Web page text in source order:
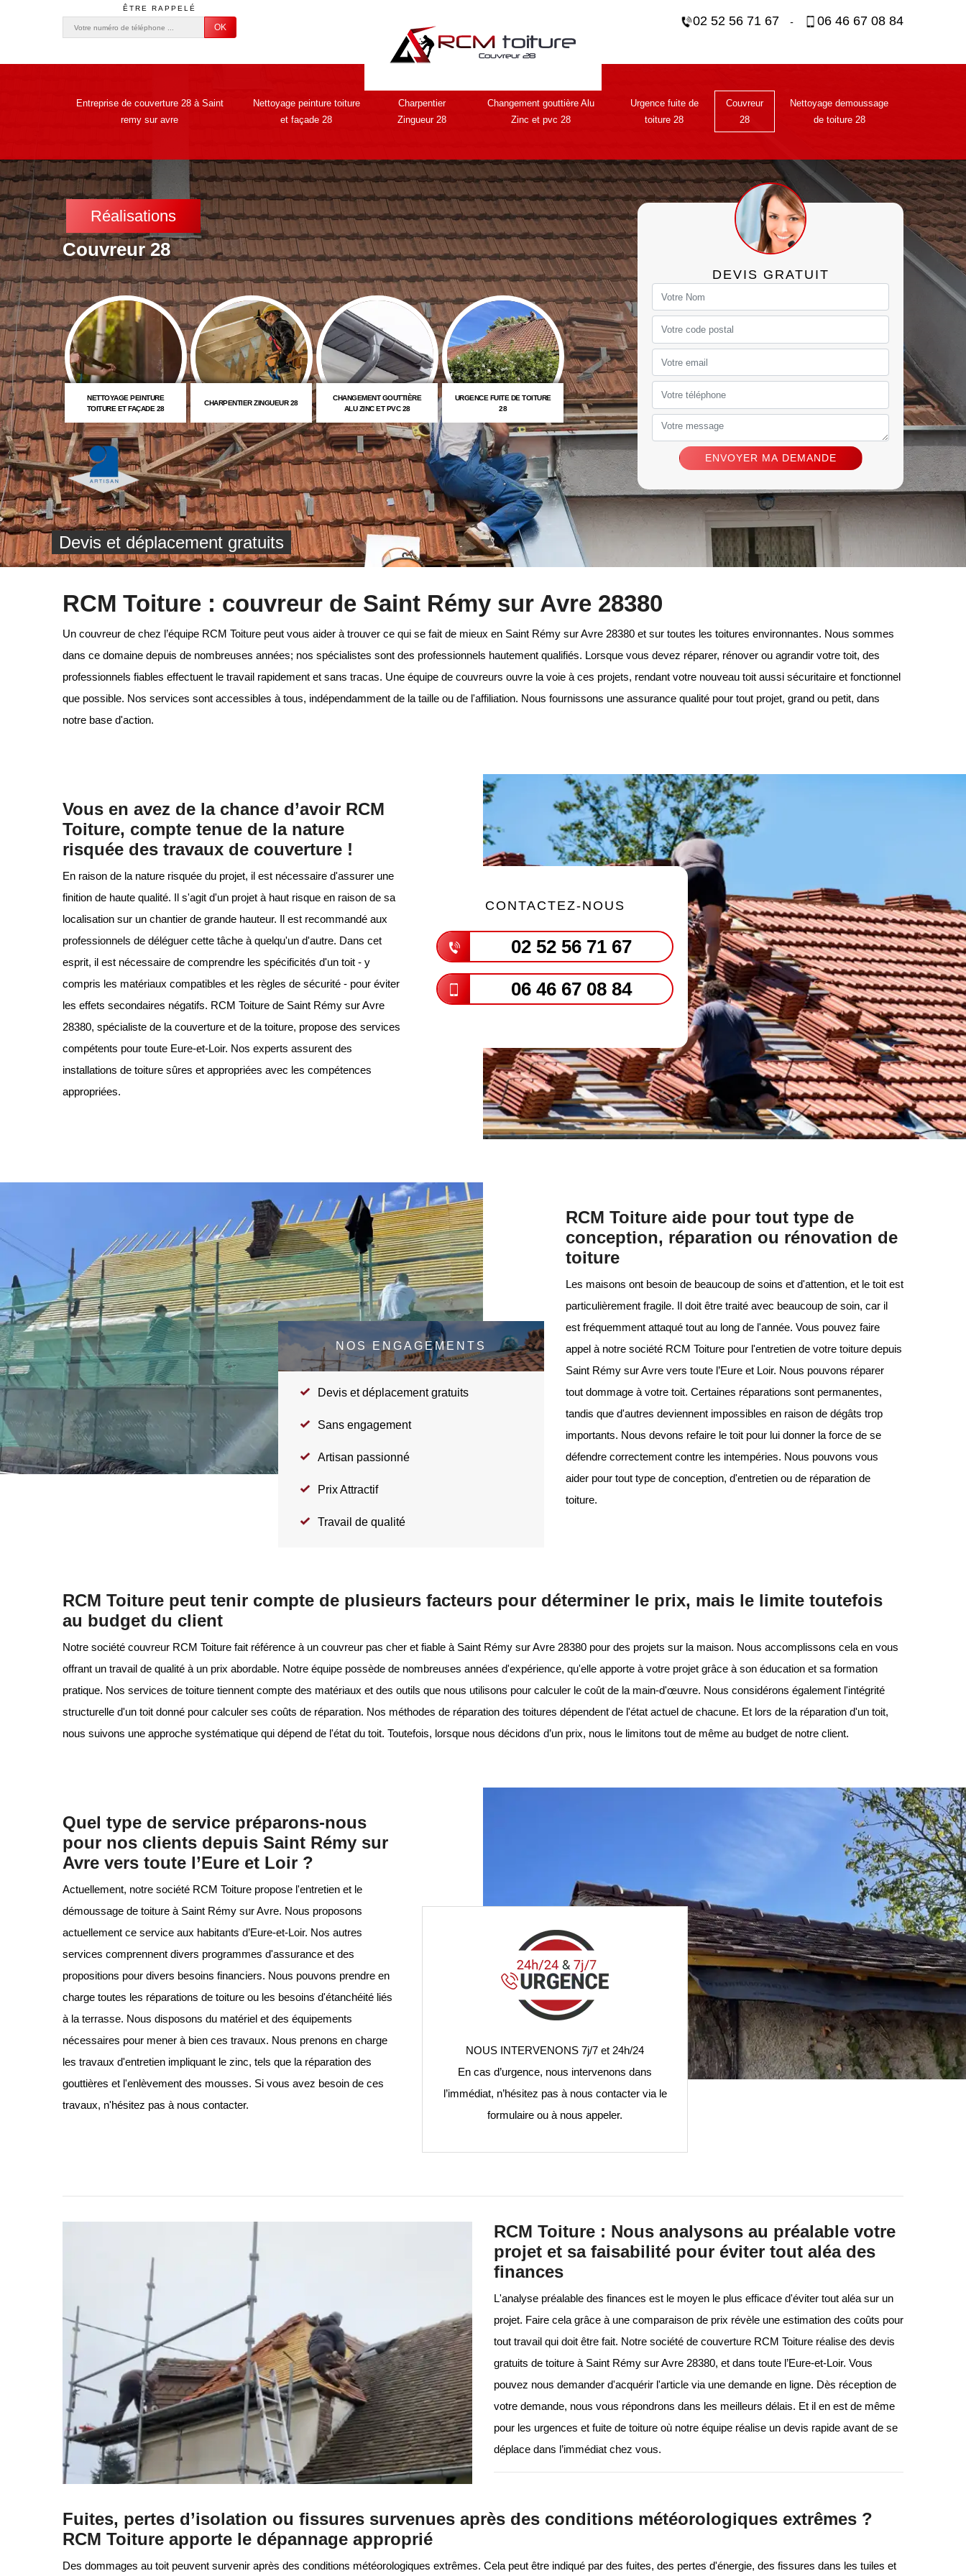
ÊTRE RAPPELÉ
02 52 56 71 67 - 06 46 67 08 84
Entreprise de couverture 28 à Saint
remy sur avre
Nettoyage peinture toiture
et façade 28
Charpentier
Zingueur 28
Changement gouttière Alu
Zinc et pvc 28
Urgence fuite de
toiture 28
Couvreur
28
Nettoyage demoussage
de toiture 28
Réalisations
Couvreur 28
DE
NETTOYAGE PEINTURE
TOITURE ET FAÇADE 28
CHARPENTIER ZINGUEUR 28
CHANGEMENT GOUTTIÈRE
ALU ZINC ET PVC 28
URGENCE FUITE DE TOITURE
28
COUVREUR 28
NETTOYAGE DEMOUSSAGE
DE TOITURE 28
ENTREPRISE DE
COUVERTURE
Devis et déplacement gratuits
DEVIS GRATUIT
RCM Toiture : couvreur de Saint Rémy sur Avre 28380
Un couvreur de chez l’équipe RCM Toiture peut vous aider à trouver ce qui se fait de mieux en Saint Rémy sur Avre 28380 et sur toutes les toitures environnantes. Nous sommes
dans ce domaine depuis de nombreuses années; nos spécialistes sont des professionnels hautement qualifiés. Lorsque vous devez réparer, rénover ou agrandir votre toit, des
professionnels fiables effectuent le travail rapidement et sans tracas. Une équipe de couvreurs ouvre la voie à ces projets, rendant votre nouveau toit aussi sécuritaire et fonctionnel
que possible. Nos services sont accessibles à tous, indépendamment de la taille ou de l'affiliation. Nous fournissons une assurance qualité pour tout projet, grand ou petit, dans
notre base d'action.
Vous en avez de la chance d’avoir RCM
Toiture, compte tenue de la nature
risquée des travaux de couverture !
En raison de la nature risquée du projet, il est nécessaire d'assurer une
finition de haute qualité. Il s'agit d'un projet à haut risque en raison de sa
localisation sur un chantier de grande hauteur. Il est recommandé aux
professionnels de déléguer cette tâche à quelqu'un d'autre. Dans cet
esprit, il est nécessaire de comprendre les spécificités d'un toit - y
compris les matériaux compatibles et les règles de sécurité - pour éviter
les effets secondaires négatifs. RCM Toiture de Saint Rémy sur Avre
28380, spécialiste de la couverture et de la toiture, propose des services
compétents pour toute Eure-et-Loir. Nos experts assurent des
installations de toiture sûres et appropriées avec les compétences
appropriées.
CONTACTEZ-NOUS
02 52 56 71 67
06 46 67 08 84
NOS ENGAGEMENTS
Devis et déplacement gratuits
Sans engagement
Artisan passionné
Prix Attractif
Travail de qualité
RCM Toiture aide pour tout type de
conception, réparation ou rénovation de
toiture
Les maisons ont besoin de beaucoup de soins et d'attention, et le toit est
particulièrement fragile. Il doit être traité avec beaucoup de soin, car il
est fréquemment attaqué tout au long de l'année. Vous pouvez faire
appel à notre société RCM Toiture pour l'entretien de votre toiture depuis
Saint Rémy sur Avre vers toute l’Eure et Loir. Nous pouvons réparer
tout dommage à votre toit. Certaines réparations sont permanentes,
tandis que d'autres deviennent impossibles en raison de dégâts trop
importants. Nous devons refaire le toit pour lui donner la force de se
défendre correctement contre les intempéries. Nous pouvons vous
aider pour tout type de conception, d'entretien ou de réparation de
toiture.
RCM Toiture peut tenir compte de plusieurs facteurs pour déterminer le prix, mais le limite toutefois
au budget du client
Notre société couvreur RCM Toiture fait référence à un couvreur pas cher et fiable à Saint Rémy sur Avre 28380 pour des projets sur la maison. Nous accomplissons cela en vous
offrant un travail de qualité à un prix abordable. Notre équipe possède de nombreuses années d'expérience, qu'elle apporte à votre projet grâce à son éducation et sa formation
pratique. Nos services de toiture tiennent compte des matériaux et des outils que nous utilisons pour calculer le coût de la main-d'œuvre. Nous considérons également l'intégrité
structurelle d'un toit donné pour calculer ses coûts de réparation. Nos méthodes de réparation des toitures dépendent de l'état actuel de chacune. Et lors de la réparation d'un toit,
nous suivons une approche systématique qui dépend de l'état du toit. Toutefois, lorsque nous décidons d’un prix, nous le limitons tout de même au budget de notre client.
Quel type de service préparons-nous
pour nos clients depuis Saint Rémy sur
Avre vers toute l’Eure et Loir ?
Actuellement, notre société RCM Toiture propose l'entretien et le
démoussage de toiture à Saint Rémy sur Avre. Nous proposons
actuellement ce service aux habitants d’Eure-et-Loir. Nos autres
services comprennent divers programmes d'assurance et des
propositions pour divers besoins financiers. Nous pouvons prendre en
charge toutes les réparations de toiture ou les besoins d'étanchéité liés
à la terrasse. Nous disposons du matériel et des équipements
nécessaires pour mener à bien ces travaux. Nous prenons en charge
les travaux d'entretien impliquant le zinc, tels que la réparation des
gouttières et l'enlèvement des mousses. Si vous avez besoin de ces
travaux, n'hésitez pas à nous contacter.
NOUS INTERVENONS 7j/7 et 24h/24
En cas d’urgence, nous intervenons dans
l’immédiat, n’hésitez pas à nous contacter via le
formulaire ou à nous appeler.
RCM Toiture : Nous analysons au préalable votre
projet et sa faisabilité pour éviter tout aléa des
finances
L'analyse préalable des finances est le moyen le plus efficace d'éviter tout aléa sur un
projet. Faire cela grâce à une comparaison de prix révèle une estimation des coûts pour
tout travail qui doit être fait. Notre société de couverture RCM Toiture réalise des devis
gratuits de toiture à Saint Rémy sur Avre 28380, et dans toute l’Eure-et-Loir. Vous
pouvez nous demander d'acquérir l'article via une demande en ligne. Dès réception de
votre demande, nous vous répondrons dans les meilleurs délais. Et il en est de même
pour les urgences et fuite de toiture où notre équipe réalise un devis rapide avant de se
déplace dans l’immédiat chez vous.
Fuites, pertes d’isolation ou fissures survenues après des conditions météorologiques extrêmes ?
RCM Toiture apporte le dépannage approprié
Des dommages au toit peuvent survenir après des conditions météorologiques extrêmes. Cela peut être indiqué par des fuites, des pertes d'énergie, des fissures dans les tuiles et